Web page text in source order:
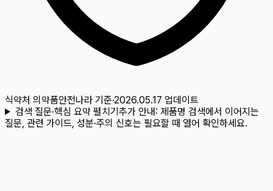
식약처 의약품안전나라 기준·2026.05.17 업데이트
검색 질문·핵심 요약 펼치기추가 안내: 제품명 검색에서 이어지는
질문, 관련 가이드, 성분·주의 신호는 필요할 때 열어 확인하세요.